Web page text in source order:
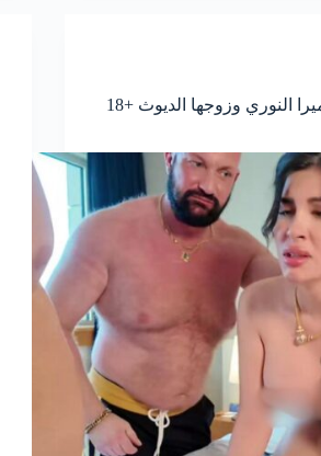
“نار وشرار” فيلم ميرا النوري وزوجها الديوث +18